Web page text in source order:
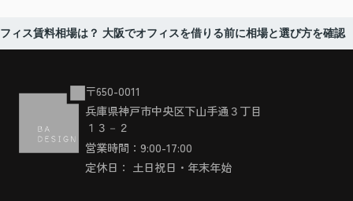
ィス賃料相場は？ 大阪でオフィスを借りる前に相場と選び方を確認
〒650-0011
兵庫県神戸市中央区下山手通３丁目
１３－２
営業時間：9:00-17:00
定休日： 土日祝日・年末年始